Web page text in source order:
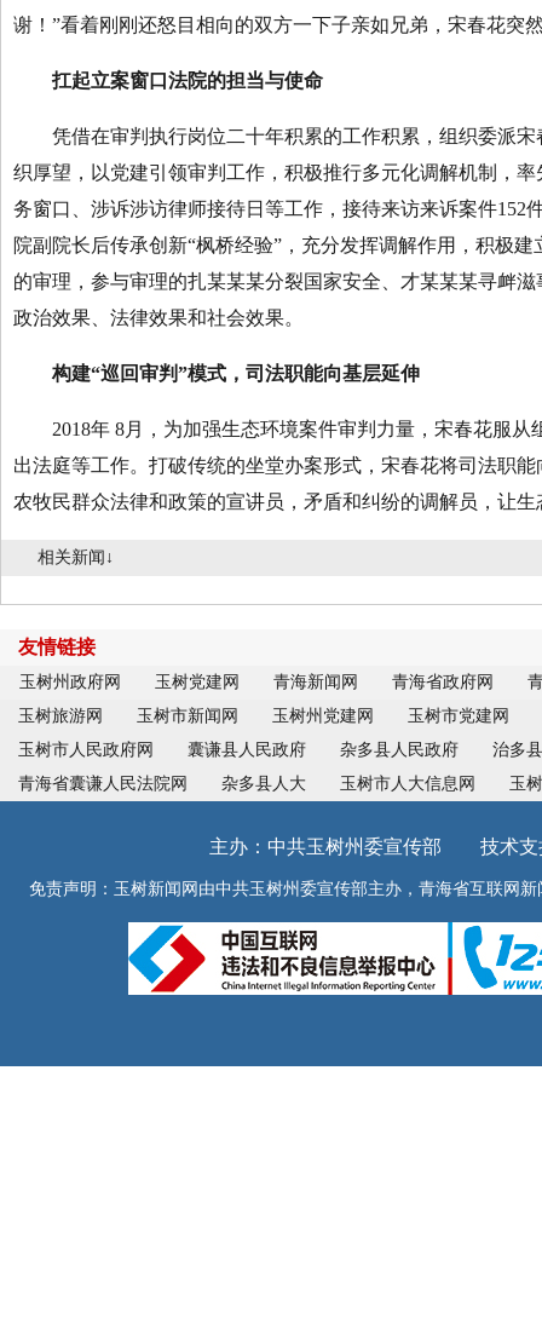
谢！”看着刚刚还怒目相向的双方一下子亲如兄弟，宋春花突
扛起立案窗口法院的担当与使命
凭借在审判执行岗位二十年积累的工作积累，组织委派宋
织厚望，以党建引领审判工作，积极推行多元化调解机制，
务窗口、涉诉涉访律师接待日等工作，接待来访来诉案件
院副院长后传承创新“枫桥经验”，充分发挥调解作用，积极
的审理，参与审理的扎某某某分裂国家安全、才某某某寻衅
政治效果、法律效果和社会效果。
构建“巡回审判”模式，司法职能向基层延伸
2018年 8月，为加强生态环境案件审判力量，宋春花服从
出法庭等工作。打破传统的坐堂办案形式，宋春花将司法职
农牧民群众法律和政策的宣讲员，矛盾和纠纷的调解员，让
相关新闻↓
友情链接
玉树州政府网 玉树党建网 青海新闻网 青海省政府网
玉树旅游网
玉树市新闻网 玉树州党建网
玉树市党建网
玉树市人民政府网
囊谦县人民政府 杂多县人民政府
治多
青海省囊谦人民法院网
杂多县人大 玉树市人大信息网 玉
主办：中共玉树州委宣传部 技术支
免责声明：玉树新闻网由中共玉树州委宣传部主办，青海省互联网